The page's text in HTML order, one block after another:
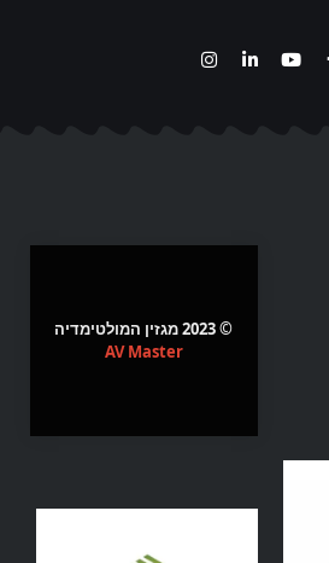
© 2023 מגזין המולטימדיה
AV Master